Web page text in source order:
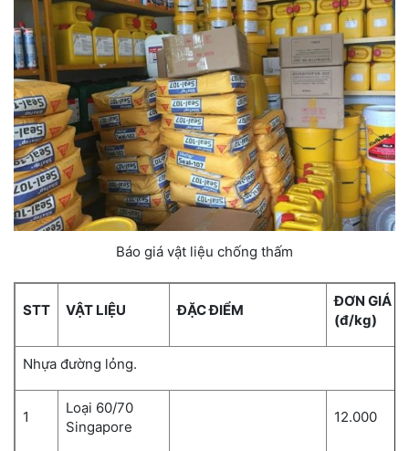
Báo giá vật liệu chống thấm
STT VẬT LIỆU ĐẶC ĐIỂM
ĐƠN GIÁ
(đ/kg)
Nhựa đường lỏng.
1
Loại 60/70
Singapore
12.000